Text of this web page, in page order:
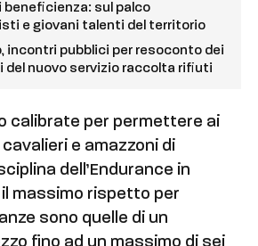
beneficienza: sul palco
e giovani talenti del territorio
incontri pubblici per resoconto dei
del nuovo servizio raccolta rifiuti
calibrate per permettere ai
e amazzoni di
dell’Endurance in
massimo rispetto per
sono quelle di un
fino ad un massimo di sei